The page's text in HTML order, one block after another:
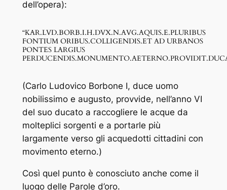
dell’opera):
“KAR.LVD.BORB.I.H.DVX.N.AVG.AQUIS.E.PLURIBUS
FONTIUM ORIBUS.COLLIGENDIS.ET AD URBANOS
PONTES LARGIUS
(Carlo Ludovico Borbone I, duce uomo
nobilissimo e augusto, provvide, nell’anno VI
del suo ducato a raccogliere le acque da
molteplici sorgenti e a portarle più
largamente verso gli acquedotti cittadini con
movimento eterno.)
Così quel punto è conosciuto anche come il
luogo delle Parole d’oro.